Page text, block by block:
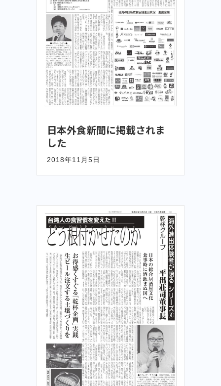
日本外食新聞に掲載されま
した
2018年11月5日